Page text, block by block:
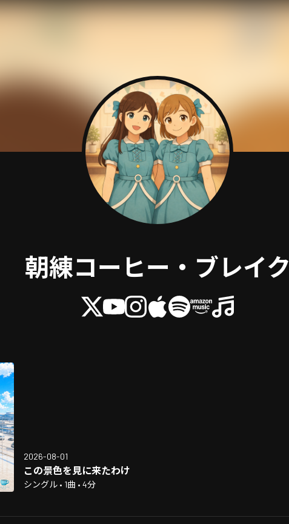
朝練コーヒー・ブレイク
2026-08-01
この景色を見に来たわけ
シングル • 1曲 • 4分